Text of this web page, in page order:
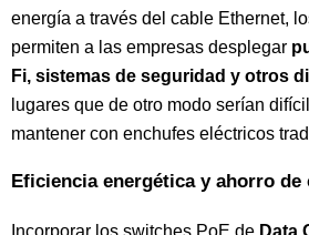
energía a través del cable Ethernet,
permiten a las empresas desplegar
Fi, sistemas de seguridad y otros
lugares que de otro modo serían
mantener con enchufes eléctricos
Eficiencia energética y ahorro de
Incorporar los switches PoE de Data